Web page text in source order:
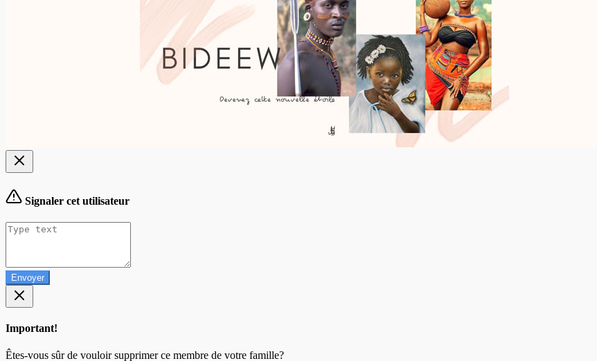
Signaler cet utilisateur
Envoyer
Important!
Êtes-vous sûr de vouloir supprimer ce membre de votre famille?